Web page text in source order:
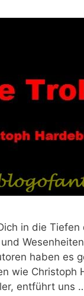
in die
haben es
wie Christoph
entführt uns